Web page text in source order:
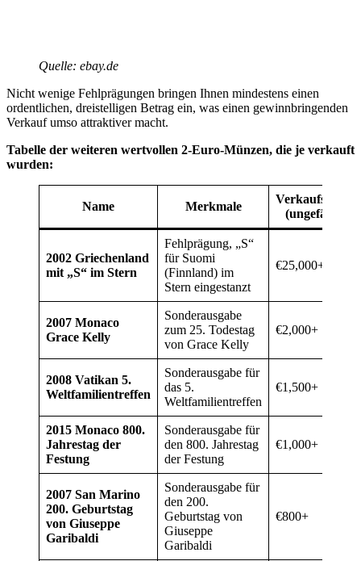
Quelle: ebay.de
Nicht wenige Fehlprägungen bringen Ihnen mindestens einen
ordentlichen, dreistelligen Betrag ein, was einen gewinnbringenden
Verkauf umso attraktiver macht.
Tabelle der weiteren wertvollen 2-Euro-Münzen, die je verkauft
wurden:
Name Merkmale
Verkaufspreis
(ungefähr)
2002 Griechenland
mit „S“ im Stern
Fehlprägung, „S“
für Suomi
(Finnland) im
Stern eingestanzt
€25,000+
2007 Monaco
Grace Kelly
Sonderausgabe
zum 25. Todestag
von Grace Kelly
€2,000+
2008 Vatikan 5.
Weltfamilientreffen
Sonderausgabe für
das 5.
Weltfamilientreffen
€1,500+
2015 Monaco 800.
Jahrestag der
Festung
Sonderausgabe für
den 800. Jahrestag
der Festung
€1,000+
2007 San Marino
200. Geburtstag
von Giuseppe
Garibaldi
Sonderausgabe für
den 200.
Geburtstag von
Giuseppe
Garibaldi
€800+